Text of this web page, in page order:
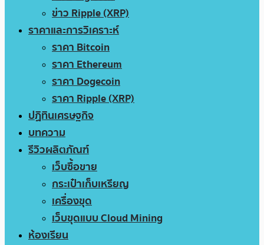
ข่าว Ripple (XRP)
ราคาและการวิเคราะห์
ราคา Bitcoin
ราคา Ethereum
ราคา Dogecoin
ราคา Ripple (XRP)
ปฏิทินเศรษฐกิจ
บทความ
รีวิวผลิตภัณฑ์
เว็บซื้อขาย
กระเป๋าเก็บเหรียญ
เครื่องขุด
เว็บขุดแบบ Cloud Mining
ห้องเรียน